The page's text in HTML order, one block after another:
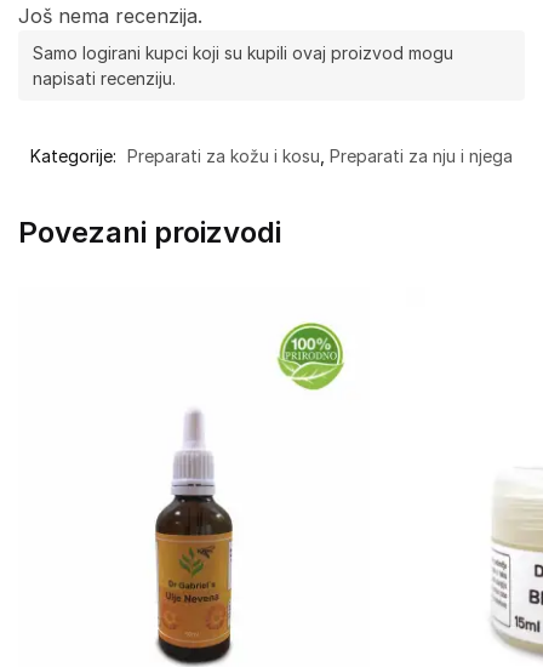
Još nema recenzija.
Samo logirani kupci koji su kupili ovaj proizvod mogu
napisati recenziju.
Kategorije: Preparati za kožu i kosu Preparati za nju i njega
Povezani proizvodi